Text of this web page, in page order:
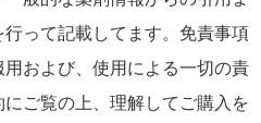
って記載してます。免責事項
および、使用による一切の責
ご覧の上、理解してご購入を